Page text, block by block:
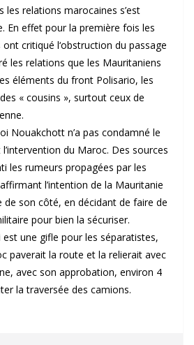
les relations marocaines s’est
En effet pour la première fois les
critiqué l‘obstruction du passage
les relations que les Mauritaniens
éléments du front Polisario, les
« cousins », surtout ceux de
Nouakchott n’a pas condamné le
du Maroc. Des sources
les rumeurs propagées par les
l’intention de la Mauritanie
de son côté, en décidant de faire de
pour bien la sécuriser.
est une gifle pour les séparatistes,
paverait la route et la relierait avec
avec son approbation, environ 4
la traversée des camions.